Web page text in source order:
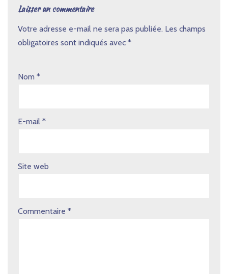
Laisser un commentaire
Votre adresse e-mail ne sera pas publiée. Les champs
obligatoires sont indiqués avec *
Nom *
E-mail *
Site web
Commentaire *